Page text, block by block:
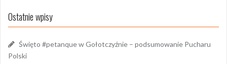
Ostatnie wpisy
Święto #petanque w Gołotczyźnie – podsumowanie Pucharu
Polski